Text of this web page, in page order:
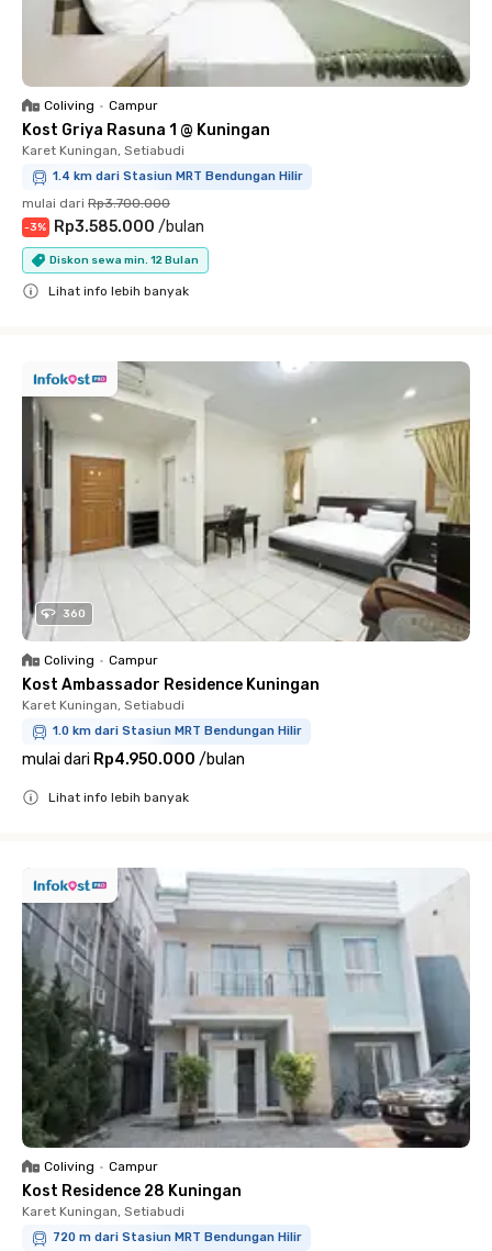
Coliving • Campur
Kost Griya Rasuna 1 @ Kuningan
Karet Kuningan, Setiabudi
1.4 km dari Stasiun MRT Bendungan Hilir
mulai dari Rp3.700.000
-3% Rp3.585.000 /bulan
Diskon sewa min. 12 Bulan
Lihat info lebih banyak
360
Coliving • Campur
Kost Ambassador Residence Kuningan
Karet Kuningan, Setiabudi
1.0 km dari Stasiun MRT Bendungan Hilir
mulai dari Rp4.950.000 /bulan
Lihat info lebih banyak
Coliving • Campur
Kost Residence 28 Kuningan
Karet Kuningan, Setiabudi
720 m dari Stasiun MRT Bendungan Hilir